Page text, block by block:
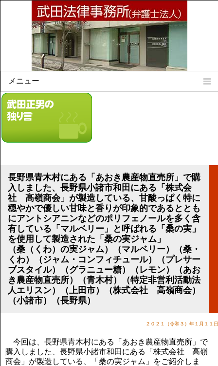
メニュー
Home
所属弁護士
法律相談案内
リンク集
顧問契約について
講演のご案内
気をつけたい法律のポイント
武田正男の独り言
長野県青木村にある「あおき農産物直売所」で購
入しました、長野県小諸市和田にある「株式会
社 高嶺商会」が製造している、甘酸っぱく特に
穏やかで優しい甘味と香りが印象的であるととも
にアントシアニンなどのポリフェノールを多く含
有している「マルベリー」と呼ばれる「桑の実」
を使用して製造された「桑の実ジャム」
（桑（くわ）の実ジャム）（マルベリー）（桑・
くわ）（ジャム・コンフィチュール）（プレサー
ブスタイル）（グラニュー糖）（レモン）（あお
き農産物直売所）（青木村）（特定非営利活動法
人エリスン）（上田市）（株式会社 高嶺商会）
（小諸市）（長野県）
２０２１（令和３）年１月１１日
今回は、長野県青木村にある「あおき農産物直売所」で
購入しました、長野県小諸市和田にある「株式会社 高嶺
商会」が製造している、「桑の実ジャム」をご紹介しま